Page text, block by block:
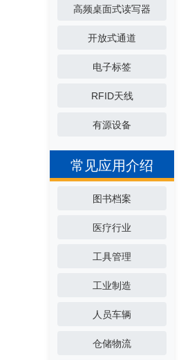
高频桌面式读写器
开放式通道
电子标签
RFID天线
有源设备
常见应用介绍
图书档案
医疗行业
工具管理
工业制造
人员车辆
仓储物流